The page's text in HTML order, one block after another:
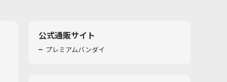
公式通販サイト
プレミアムバンダイ